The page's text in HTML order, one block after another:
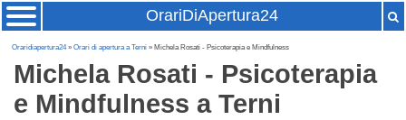
OrariDiApertura24
Oraridiapertura24»Orari di apertura a Terni » Michela Rosati - Psicoterapia e Mindfulness
Michela Rosati - Psicoterapia
e Mindfulness a Terni